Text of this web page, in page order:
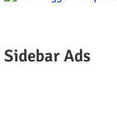
Sidebar Ads